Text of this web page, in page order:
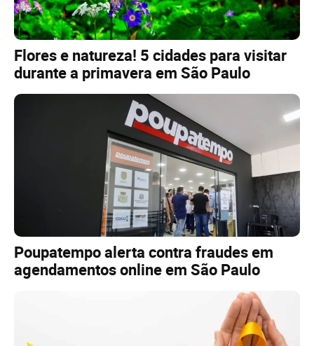
Flores e natureza! 5 cidades para visitar
durante a primavera em São Paulo
Poupatempo alerta contra fraudes em
agendamentos online em São Paulo